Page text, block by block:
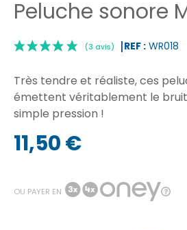
Peluche sonore
REF : WR018
Très tendre et réaliste, ces
émettent véritablement le bruit
simple pression !
11,50 €
OU PAYER EN